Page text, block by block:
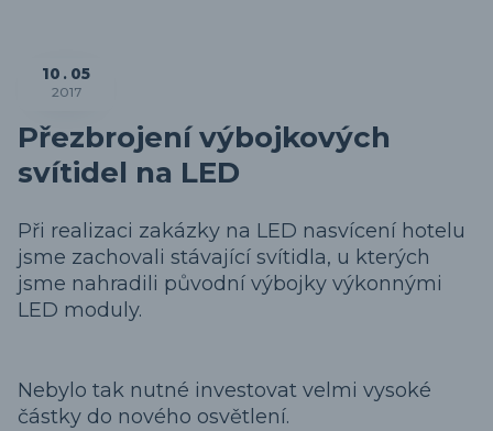
10 05
2017
Přezbrojení výbojkových
svítidel na LED
Při realizaci zakázky na LED nasvícení hotelu
jsme zachovali stávající svítidla, u kterých
jsme nahradili původní výbojky výkonnými
LED moduly.
Nebylo tak nutné investovat velmi vysoké
částky do nového osvětlení.